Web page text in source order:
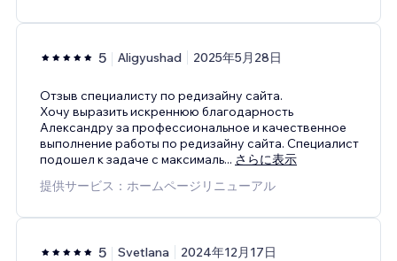
5 Aligyushad 2025年5月28日
Отзыв специалисту по редизайну сайта.
Хочу выразить искреннюю благодарность
Александру за профессиональное и качественное
выполнение работы по редизайну сайта. Специалист
подошел к задаче с максималь... さらに表示
提供サービス：ホームページリニューアル
5 Svetlana 2024年12月17日